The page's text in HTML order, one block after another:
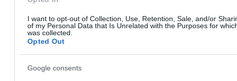
I want to opt-out of Collection, Use, Retention, Sale, and/or
of my Personal Data that Is Unrelated with the Purposes for
was collected.
Opted Out
Google consents